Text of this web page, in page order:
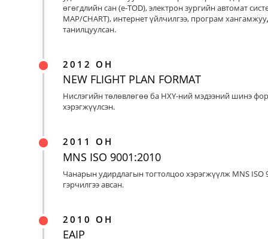
өгөгдлийн сан (e-TOD), электрон зургийн автомат
MAP/CHART), интернет үйлчилгээ, програм
танилцуулсан.
2012 ОН
NEW FLIGHT PLAN FORMAT
Нислэгийн төлөвлөгөө ба НХҮ-ний мэдээний шинэ
хэрэгжүүлсэн.
2011 ОН
MNS ISO 9001:2010
Чанарын удирдлагын тогтолцоо хэрэгжүүлж MNS ISO
гэрчилгээ авсан.
2010 ОН
EAIP